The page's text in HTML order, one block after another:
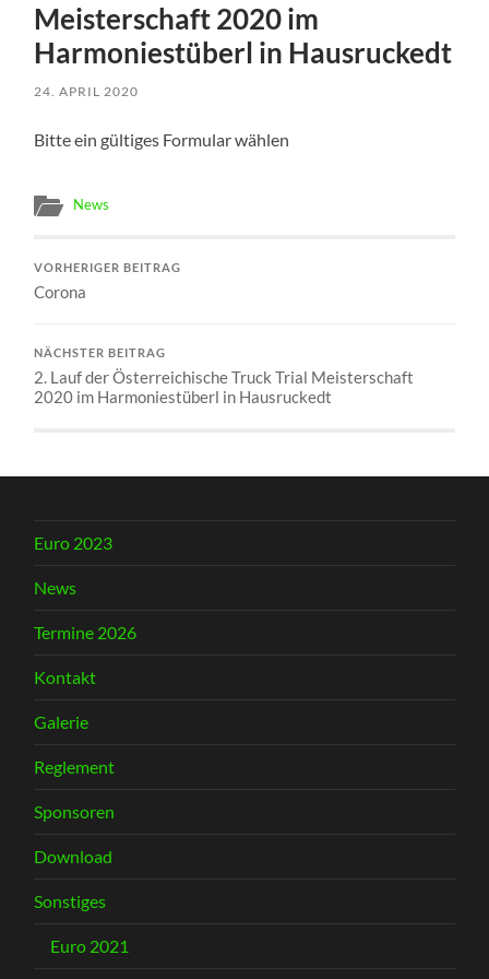
Meisterschaft 2020 im
Harmoniestüberl in Hausruckedt
24. APRIL 2020
Bitte ein gültiges Formular wählen
News
VORHERIGER BEITRAG
Corona
NÄCHSTER BEITRAG
2. Lauf der Österreichische Truck Trial Meisterschaft
2020 im Harmoniestüberl in Hausruckedt
Euro 2023
News
Termine 2026
Kontakt
Galerie
Reglement
Sponsoren
Download
Sonstiges
Euro 2021